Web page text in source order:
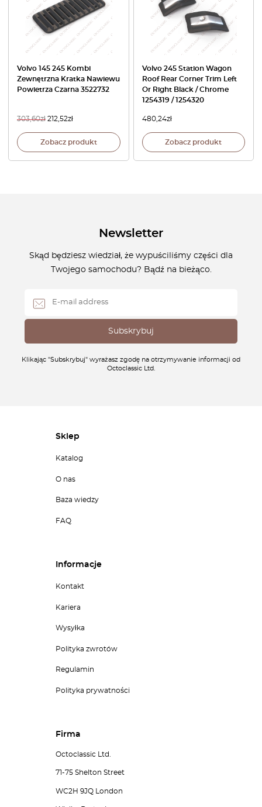
Volvo 145 245 Kombi
Zewnętrzna Kratka Nawiewu
Powietrza Czarna 3522732
303,60zł 212,52zł
Zobacz produkt
Volvo 245 Station Wagon
Roof Rear Corner Trim Left
Or Right Black / Chrome
1254319 / 1254320
480,24zł
Zobacz produkt
Newsletter
Skąd będziesz wiedział, że wypuściliśmy części dla
Twojego samochodu? Bądź na bieżąco.
Klikając "Subskrybuj" wyrażasz zgodę na otrzymywanie informacji od
Octoclassic Ltd.
Sklep
Katalog
O nas
Baza wiedzy
FAQ
Informacje
Kontakt
Kariera
Wysyłka
Polityka zwrotów
Regulamin
Polityka prywatności
Firma
Octoclassic Ltd.
71-75 Shelton Street
WC2H 9JQ London